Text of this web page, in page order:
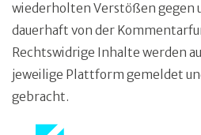
wiederholten Verstößen gegen
dauerhaft von der
Rechtswidrige Inhalte werden
jeweilige Plattform gemeldet
gebracht.